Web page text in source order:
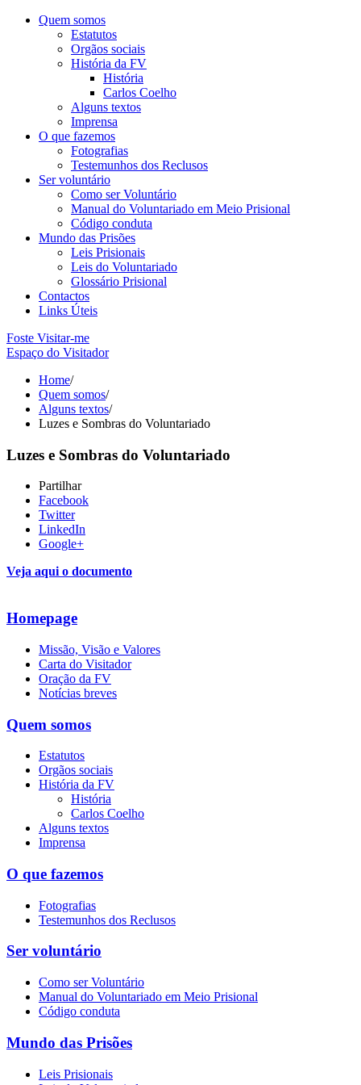
Quem somos
Estatutos
Orgãos sociais
História da FV
História
Carlos Coelho
Alguns textos
Imprensa
O que fazemos
Fotografias
Testemunhos dos Reclusos
Ser voluntário
Como ser Voluntário
Manual do Voluntariado em Meio Prisional
Código conduta
Mundo das Prisões
Leis Prisionais
Leis do Voluntariado
Glossário Prisional
Contactos
Links Úteis
Foste Visitar-me
Espaço do Visitador
Home/
Quem somos/
Alguns textos/
Luzes e Sombras do Voluntariado
Luzes e Sombras do Voluntariado
Partilhar
Facebook
Twitter
LinkedIn
Google+
Veja aqui o documento
Homepage
Missão, Visão e Valores
Carta do Visitador
Oração da FV
Notícias breves
Quem somos
Estatutos
Orgãos sociais
História da FV
História
Carlos Coelho
Alguns textos
Imprensa
O que fazemos
Fotografias
Testemunhos dos Reclusos
Ser voluntário
Como ser Voluntário
Manual do Voluntariado em Meio Prisional
Código conduta
Mundo das Prisões
Leis Prisionais